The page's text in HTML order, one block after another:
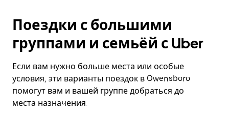
Поездки с большими
группами и семьёй с Uber
Если вам нужно больше места или особые
условия, эти варианты поездок в Owensboro
помогут вам и вашей группе добраться до
места назначения.